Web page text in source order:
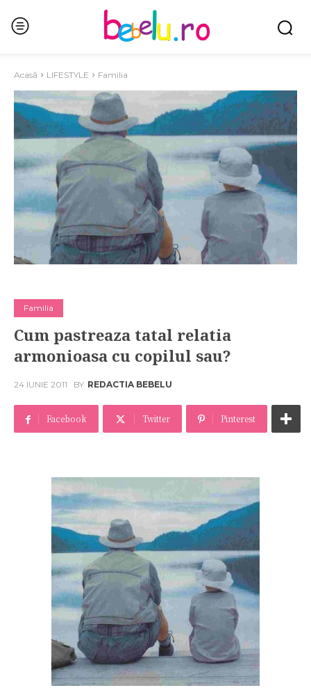
Acasă LIFESTYLE Familia
Familia
Cum pastreaza tatal relatia
armonioasa cu copilul sau?
24 IUNIE 2011 BY REDACTIA BEBELU
Facebook Twitter Pinterest